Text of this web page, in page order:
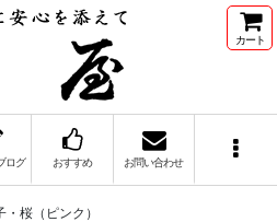
カート
ログ おすすめ お問い合わせ
・桜（ピンク）